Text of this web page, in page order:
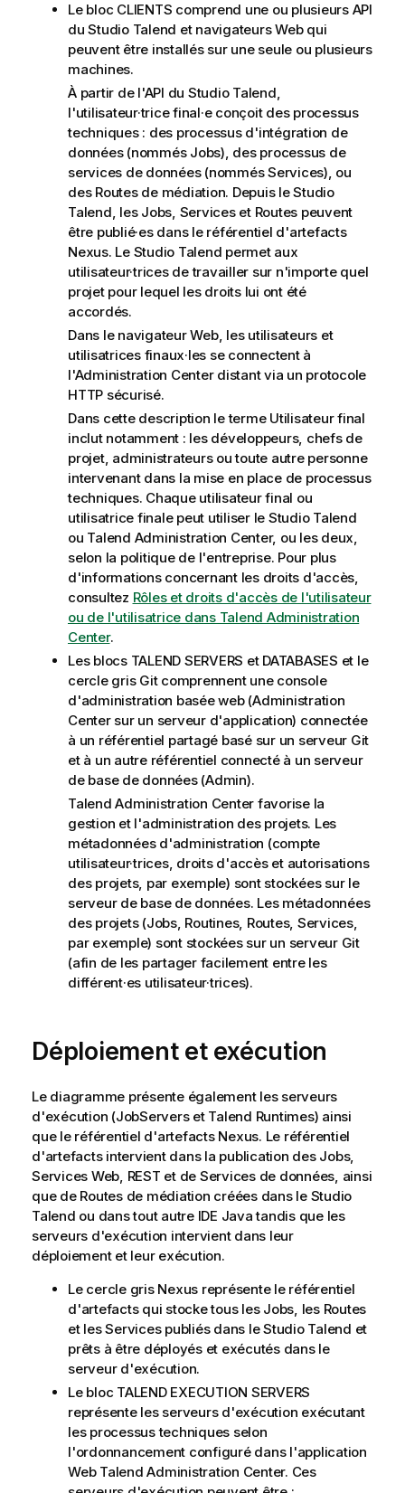
Le bloc CLIENTS comprend une ou plusieurs API
duStudio Talend et navigateurs Web qui
peuvent être installés sur une seule ou plusieurs
machines.
À partir de l'API du Studio Talend,
l'utilisateur·trice final·e conçoit des processus
techniques : des processus d'intégration de
données (nommés Jobs), des processus de
services de données (nommés Services), ou
des Routes de médiation. Depuis leStudio
Talend, les Jobs, Services et Routes peuvent
être publié·es dans le référentiel d'artefacts
Nexus. Le Studio Talend permet aux
utilisateur·trices de travailler sur n'importe quel
projet pour lequel les droits lui ont été
accordés.
Dans le navigateur Web, les utilisateurs et
utilisatrices finaux·les se connectent à
l'Administration Center distant via un protocole
HTTP sécurisé.
Dans cette description le terme Utilisateur final
inclut notamment : les développeurs, chefs de
projet, administrateurs ou toute autre personne
intervenant dans la mise en place de processus
techniques. Chaque utilisateur final ou
utilisatrice finale peut utiliser le Studio Talend
ou Talend Administration Center, ou les deux,
selon la politique de l'entreprise. Pour plus
d'informations concernant les droits d'accès,
consultez Rôles et droits d'accès de l'utilisateur
ou de l'utilisatrice dans Talend Administration
Center.
Les blocs TALEND SERVERS et DATABASES et le
cercle gris Git comprennent une console
d'administration basée web (Administration
Center sur un serveur d'application) connectée
à un référentiel partagé basé sur un serveur Git
et à un autre référentiel connecté à un serveur
de base de données (Admin).
Talend Administration Center favorise la
gestion et l'administration des projets. Les
métadonnées d'administration (compte
utilisateur·trices, droits d'accès et autorisations
des projets, par exemple) sont stockées sur le
serveur de base de données. Les métadonnées
des projets (Jobs, Routines, Routes, Services,
par exemple) sont stockées sur un serveur Git
(afin de les partager facilement entre les
différent·es utilisateur·trices).
Déploiement et exécution
Le diagramme présente également les serveurs
d'exécution (JobServerset Talend Runtimes) ainsi
que le référentiel d'artefacts Nexus. Le référentiel
d'artefacts intervient dans la publication des Jobs,
Services Web, REST et de Services de données, ainsi
que de Routes de médiation créées dans le Studio
Talend ou dans tout autre IDE Javatandis que les
serveurs d'exécution intervient dans leur
déploiement et leur exécution.
Le cercle gris Nexus représente le référentiel
d'artefacts qui stocke tous les Jobs, les Routes
et les Servicespubliés dans leStudio Talend et
prêts à être déployés et exécutés dans le
serveur d'exécution.
Le bloc TALEND EXECUTION SERVERS
représente les serveurs d'exécution exécutant
les processus techniques selon
l'ordonnancement configuré dans l'application
Web Talend Administration Center. Ces